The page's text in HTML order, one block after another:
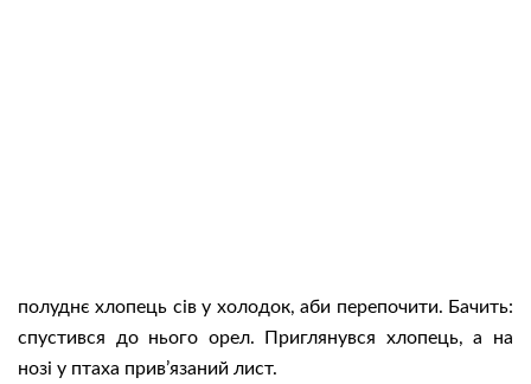
полуднє хлопець сів у холодок, аби перепочити. Бачить:
спустився до нього орел. Приглянувся хлопець, а на
нозі у птаха прив’язаний лист.